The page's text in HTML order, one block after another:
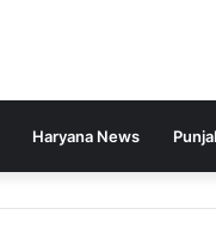
Haryana News